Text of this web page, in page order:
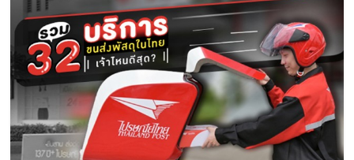
ที่
ปรึกษา
แฟ